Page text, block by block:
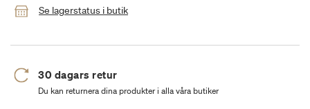
Se lagerstatus i butik
30 dagars retur
Du kan returnera dina produkter i alla våra butiker